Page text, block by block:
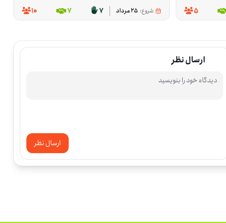
5 شروع: 25 مرداد 7
7
10
ارسال نظر
ارسال نظر